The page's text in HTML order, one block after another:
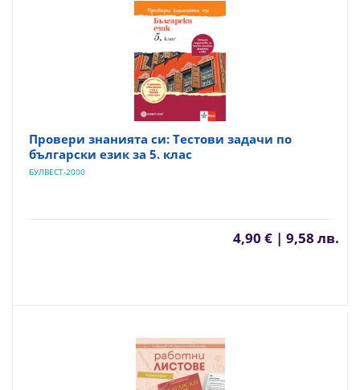
Провери знанията си: Тестови задачи по
български език за 5. клас
БУЛВЕСТ-2000
4,90 € | 9,58 лв.